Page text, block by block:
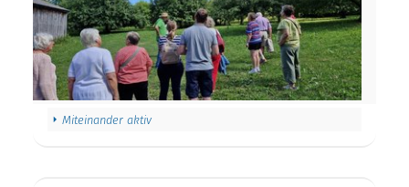
Miteinander aktiv